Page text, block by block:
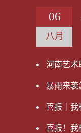
06
八月
河南艺术
暴雨来袭
喜报｜我
喜报！我